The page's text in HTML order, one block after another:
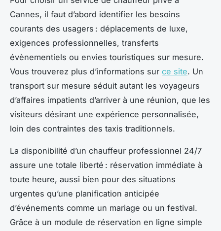
Cannes, il faut d’abord identifier les besoins
courants des usagers : déplacements de luxe,
exigences professionnelles, transferts
évènementiels ou envies touristiques sur mesure.
Vous trouverez plus d’informations sur ce site. Un
transport sur mesure séduit autant les voyageurs
d’affaires impatients d’arriver à une réunion, que les
visiteurs désirant une expérience personnalisée,
loin des contraintes des taxis traditionnels.
La disponibilité d’un chauffeur professionnel 24/7
assure une totale liberté : réservation immédiate à
toute heure, aussi bien pour des situations
urgentes qu’une planification anticipée
d’événements comme un mariage ou un festival.
Grâce à un module de réservation en ligne simple